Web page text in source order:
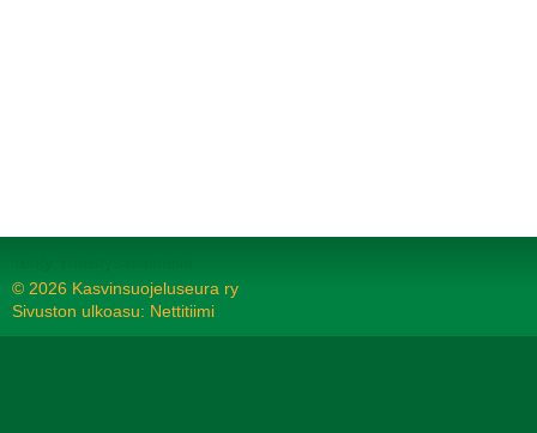
© 2026 Kasvinsuojeluseura ry
Sivuston ulkoasu: Nettitiimi